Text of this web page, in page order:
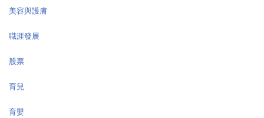
美容與護膚
職涯發展
股票
育兒
育嬰